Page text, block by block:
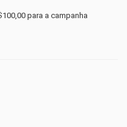
para a campanha